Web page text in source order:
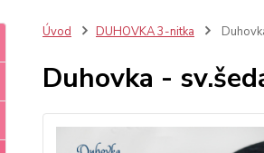
Úvod DUHOVKA 3-nitka
Duhovka -